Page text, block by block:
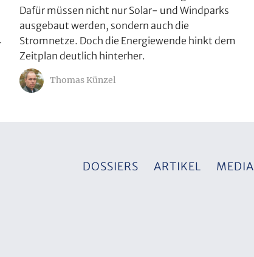
Dafür müssen nicht nur Solar- und Windparks
ausgebaut werden, sondern auch die
Stromnetze. Doch die Energiewende hinkt dem
Zeitplan deutlich hinterher.
Thomas Künzel
DOSSIERS ARTIKEL MEDIA